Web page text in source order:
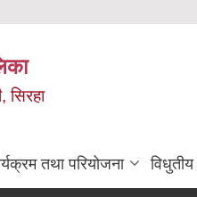
सिरहा
तथा परियोजना